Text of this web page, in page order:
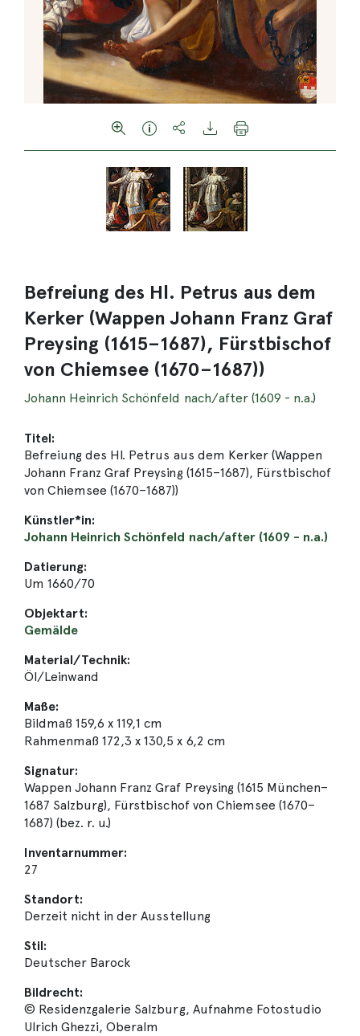
Befreiung des Hl. Petrus aus dem
Kerker (Wappen Johann Franz Graf
Preysing (1615–1687), Fürstbischof
von Chiemsee (1670–1687))
Johann Heinrich Schönfeld nach/after (1609 - n.a.)
Titel:
Befreiung des Hl. Petrus aus dem Kerker (Wappen
Johann Franz Graf Preysing (1615–1687), Fürstbischof
von Chiemsee (1670–1687))
Künstler*in:
Johann Heinrich Schönfeld nach/after (1609 - n.a.)
Datierung:
Um 1660/70
Objektart:
Gemälde
Material/Technik:
Öl/Leinwand
Maße:
Bildmaß 159,6 x 119,1 cm
Rahmenmaß 172,3 x 130,5 x 6,2 cm
Signatur:
Wappen Johann Franz Graf Preysing (1615 München–
1687 Salzburg), Fürstbischof von Chiemsee (1670–
1687) (bez. r. u.)
Inventarnummer:
27
Standort:
Derzeit nicht in der Ausstellung
Stil:
Deutscher Barock
Bildrecht:
© Residenzgalerie Salzburg, Aufnahme Fotostudio
Ulrich Ghezzi, Oberalm